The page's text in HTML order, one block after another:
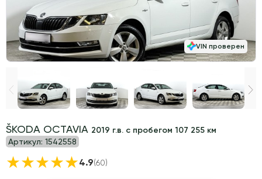
ŠKODA OCTAVIA 2019 г.в. с пробегом 107 255 км
Артикул: 1542558
★★★★★4.9(60)
VIN проверен